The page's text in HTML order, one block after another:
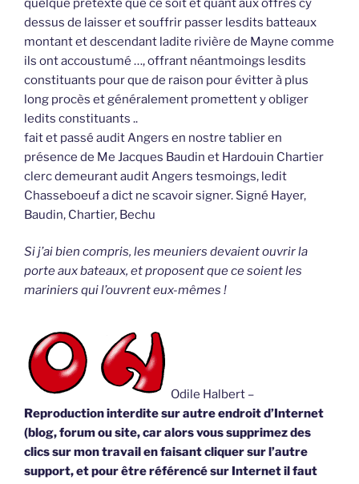
quelque prétexte que ce soit et quant aux offres cy
dessus de laisser et souffrir passer lesdits batteaux
montant et descendant ladite rivière de Mayne comme
ils ont accoustumé …, offrant néantmoings lesdits
constituants pour que de raison pour évitter à plus
long procès et généralement promettent y obliger
ledits constituants ..
fait et passé audit Angers en nostre tablier en
présence de Me Jacques Baudin et Hardouin Chartier
clerc demeurant audit Angers tesmoings, ledit
Chasseboeuf a dict ne scavoir signer. Signé Hayer,
Baudin, Chartier, Bechu
Si j’ai bien compris, les meuniers devaient ouvrir la
porte aux bateaux, et proposent que ce soient les
mariniers qui l’ouvrent eux-mêmes !
Odile Halbert –
Reproduction interdite sur autre endroit d’Internet
(blog, forum ou site, car alors vous supprimez des
clics sur mon travail en faisant cliquer sur l’autre
support, et pour être référencé sur Internet il faut